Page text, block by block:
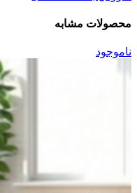
محصولات مشابه
ناموجود